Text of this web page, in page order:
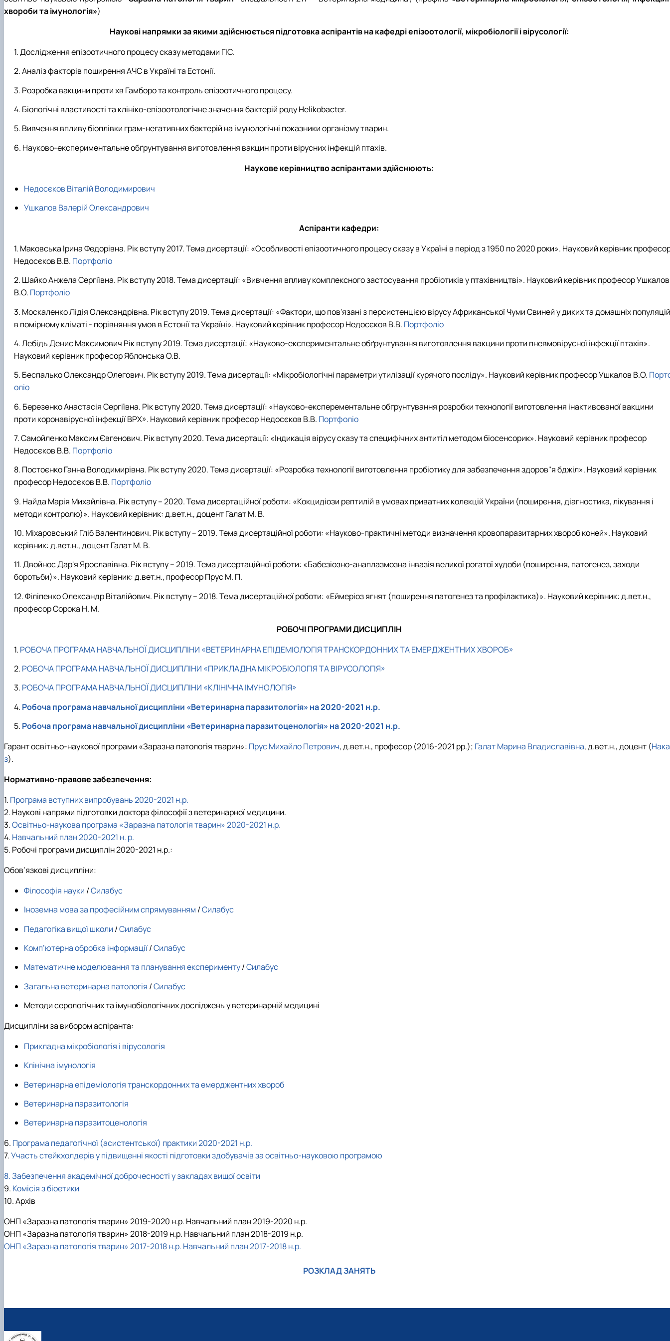
хвороби та імунологія»)
Наукові напрямки за якими здійснюється підготовка аспірантів на кафедрі епізоотології, мікробіології і вірусології:
Дослідження епізоотичного процесу сказу методами ГІС.
Аналіз факторів поширення АЧС в Україні та Естонії.
Розробка вакцини проти хв Гамборо та контроль епізоотичного процесу.
Біологічні властивості та клініко-епізоотологічне значення бактерій роду Helikobacter.
Вивчення впливу біоплівки грам-негативних бактерій на імунологічні показники організму тварин.
Науково-експериментальне обґрунтування виготовлення вакцин проти вірусних інфекцій птахів.
Наукове керівництво аспірантами здійснюють:
Недосєков Віталій Володимирович
Ушкалов Валерій Олександрович
Аспіранти кафедри:
Маковська Ірина Федорівна. Рік вступу 2017. Тема дисертації: «Особливості епізоотичного процесу сказу в Україні в період з 1950 по 2020 роки». Науковий керівник
Недосєков В.В. Портфоліо
Шайко Анжела Сергіївна. Рік вступу 2018. Тема дисертації: «Вивчення впливу комплексного застосування пробіотиків у птахівництві». Науковий керівник професор Ушкалов
В.О. Портфоліо
Москаленко Лідія Олександрівна. Рік вступу 2019. Тема дисертації: «Фактори, що пов'язані з персистенцією вірусу Африканської Чуми Свиней у диких та домашніх популяцій
в помірному кліматі - порівняння умов в Естонії та Україні». Науковий керівник професор Недосєков В.В. Портфоліо
Лебідь Денис Максимович Рік вступу 2019. Тема дисертації: «Науково-експериментальне обґрунтування виготовлення вакцини проти пневмовірусної інфекції птахів».
Науковий керівник професор Яблонська О.В.
Беспалько Олександр Олегович. Рік вступу 2019. Тема дисертації: «Мікробіологічні параметри утилізації курячого посліду». Науковий керівник професор Ушкалов В.О.
оліо
Березенко Анастасія Сергіївна. Рік вступу 2020. Тема дисертації: «Науково-експерементальне обгрунтування розробки технології виготовлення інактивованої вакцини
проти коронавірусної інфекції ВРХ». Науковий керівник професор Недосєков В.В. Портфоліо
Самойленко Максим Євгенович. Рік вступу 2020. Тема дисертації: «Індикація вірусу сказу та специфічних антитіл методом біосенсорик». Науковий керівник професор
Недосєков В.В. Портфоліо
Постоєнко Ганна Володимирівна. Рік вступу 2020. Тема дисертації: «Розробка технології виготовлення пробіотику для забезпечення здоров"я бджіл». Науковий керівник
професор Недосєков В.В. Портфоліо
Найда Марія Михайлівна. Рік вступу – 2020. Тема дисертаційної роботи: «Кокцидіози рептилій в умовах приватних колекцій України (поширення, діагностика, лікування і
методи контролю)». Науковий керівник: д.вет.н., доцент Галат М. В.
Міхаровський Гліб Валентинович. Рік вступу – 2019. Тема дисертаційної роботи: «Науково-практичні методи визначення кровопаразитарних хвороб коней». Науковий
керівник: д.вет.н., доцент Галат М. В.
Двойнос Дар'я Ярославівна. Рік вступу – 2019. Тема дисертаційної роботи: «Бабезіозно-анаплазмозна інвазія великої рогатої худоби (поширення, патогенез, заходи
боротьби)». Науковий керівник: д.вет.н., професор Прус М. П.
Філіпенко Олександр Віталійович. Рік вступу – 2018. Тема дисертаційної роботи: «Еймеріоз ягнят (поширення патогенез та профілактика)». Науковий керівник: д.вет.н.,
професор Сорока Н. М.
РОБОЧІ ПРОГРАМИ ДИСЦИПЛІН
РОБОЧА ПРОГРАМА НАВЧАЛЬНОЇ ДИСЦИПЛІНИ «ВЕТЕРИНАРНА ЕПІДЕМІОЛОГІЯ ТРАНСКОРДОННИХ ТА ЕМЕРДЖЕНТНИХ ХВОРОБ»
РОБОЧА ПРОГРАМА НАВЧАЛЬНОЇ ДИСЦИПЛІНИ «ПРИКЛАДНА МІКРОБІОЛОГІЯ ТА ВІРУСОЛОГІЯ»
РОБОЧА ПРОГРАМА НАВЧАЛЬНОЇ ДИСЦИПЛІНИ «КЛІНІЧНА ІМУНОЛОГІЯ»
Робоча програма навчальної дисципліни «Ветеринарна паразитологія» на 2020-2021 н.р.
Робоча програма навчальної дисципліни «Ветеринарна паразитоценологія» на 2020-2021 н.р.
Гарант освітньо-наукової програми «Заразна патологія тварин»: Прус Михайло Петрович, д.вет.н., професор (2016-2021 рр.); Галат Марина Владиславівна, д.вет.н., доцент (Нака
з).
Нормативно-правове забезпечення:
1. Програма вступних випробувань 2020-2021 н.р.
2. Наукові напрями підготовки доктора філософії з ветеринарної медицини.
3.Освітньо-наукова програма «Заразна патологія тварин» 2020-2021 н.р.
4. Навчальний план 2020-2021 н. р.
5. Робочі програми дисциплін 2020-2021 н.р.:
Обов’язкові дисципліни:
Філософія науки /Силабус
Іноземна мова за професійним спрямуванням /Силабус
Педагогіка вищої школи /Силабус
Комп’ютерна обробка інформації/Силабус
Математичне моделювання та планування експерименту/Силабус
Загальна ветеринарна патологія /Силабус
Методи серологічних та імунобіологічних досліджень у ветеринарній медицині
Дисципліни за вибором аспіранта:
Прикладна мікробіологія і вірусологія
Клінічна імунологія
Ветеринарна епідеміологія транскордонних та емерджентних хвороб
Ветеринарна паразитологія
Ветеринарна паразитоценологія
6. Програма педагогічної (асистентської) практики 2020-2021 н.р.
7.Участь стейкхолдерів у підвищенні якості підготовки здобувачів за освітньо-науковою програмою
8. Забезпечення академічної доброчесності у закладах вищої освіти
9. Комісія з біоетики
10. Архів
ОНП «Заразна патологія тварин» 2019-2020 н.р. Навчальний план 2019-2020 н.р.
ОНП «Заразна патологія тварин» 2018-2019 н.р. Навчальний план 2018-2019 н.р.
ОНП «Заразна патологія тварин» 2017-2018 н.р. Навчальний план 2017-2018 н.р.
РОЗКЛАД ЗАНЯТЬ